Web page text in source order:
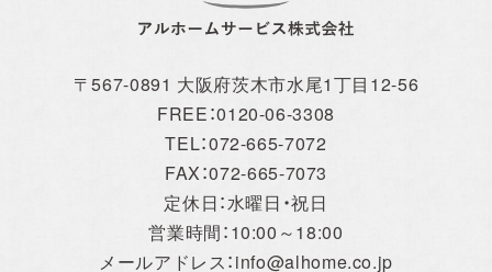
〒567-0891 大阪府茨木市水尾1丁目12-56
FREE：0120-06-3308
TEL：072-665-7072
FAX：072-665-7073
定休日：水曜日・祝日
営業時間：10:00～18:00
メールアドレス：info@alhome.co.jp